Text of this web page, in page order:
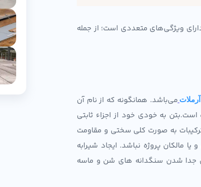
ویژگی‌های متعددی است؛ از جمله
آرملات می‌باشد. همانگونه که از نام آن
به خودی خود از اجزاء ثابتی
به صورت کلی سختی و مقاومت
مالکان پروژه نباشد. ایجاد شیرابه
آن جدا شدن سنگدانه های شن و ماسه